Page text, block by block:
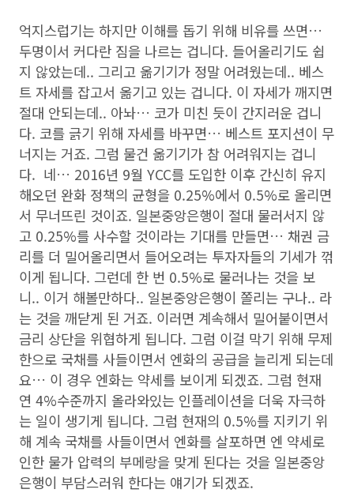
억지스럽기는 하지만 이해를 돕기 위해 비유를 쓰면…
두명이서 커다란 짐을 나르는 겁니다. 들어올리기도 쉽
지 않았는데.. 그리고 옮기기가 정말 어려웠는데.. 베스
트 자세를 잡고서 옮기고 있는 겁니다. 이 자세가 깨지면
절대 안되는데.. 아놔… 코가 미친 듯이 간지러운 겁니
다. 코를 긁기 위해 자세를 바꾸면… 베스트 포지션이 무
너지는 거죠. 그럼 물건 옮기기가 참 어려워지는 겁니
다. 네… 2016년 9월 YCC를 도입한 이후 간신히 유지
해오던 완화 정책의 균형을 0.25%에서 0.5%로 올리면
서 무너뜨린 것이죠. 일본중앙은행이 절대 물러서지 않
고 0.25%를 사수할 것이라는 기대를 만들면… 채권 금
리를 더 밀어올리면서 들어오려는 투자자들의 기세가 꺾
이게 됩니다. 그런데 한 번 0.5%로 물러나는 것을 보
니.. 이거 해볼만하다.. 일본중앙은행이 쫄리는 구나.. 라
는 것을 깨닫게 된 거죠. 이러면 계속해서 밀어붙이면서
금리 상단을 위협하게 됩니다. 그럼 이걸 막기 위해 무제
한으로 국채를 사들이면서 엔화의 공급을 늘리게 되는데
요… 이 경우 엔화는 약세를 보이게 되겠죠. 그럼 현재
연 4%수준까지 올라와있는 인플레이션을 더욱 자극하
는 일이 생기게 됩니다. 그럼 현재의 0.5%를 지키기 위
해 계속 국채를 사들이면서 엔화를 살포하면 엔 약세로
인한 물가 압력의 부메랑을 맞게 된다는 것을 일본중앙
은행이 부담스러워 한다는 얘기가 되겠죠.